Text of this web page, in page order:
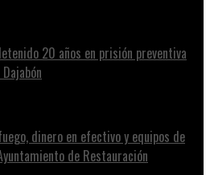
20 años en prisión preventiva
dinero en efectivo y equipos de
de Restauración